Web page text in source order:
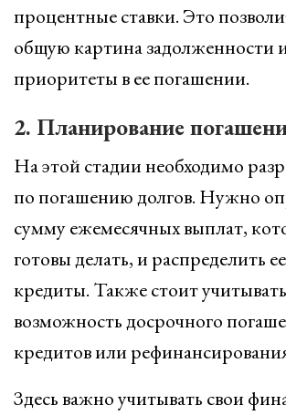
процентные ставки. Это
общую картина задолженности
приоритеты в ее погашении.
2. Планирование
На этой стадии необходимо
по погашению долгов. Нужно
сумму ежемесячных выплат,
готовы делать, и распределить
кредиты. Также стоит учитывать
возможность досрочного
кредитов или
Здесь важно учитывать свои